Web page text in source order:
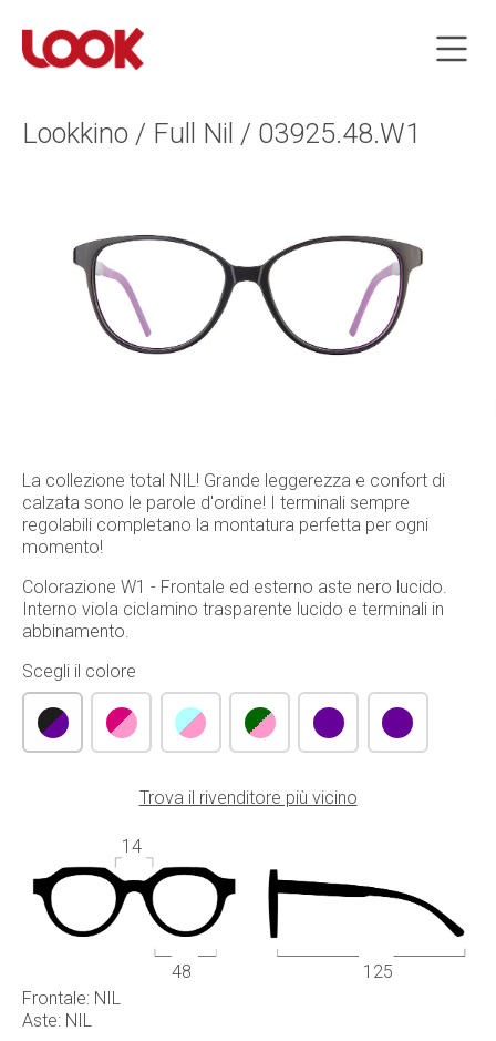
Lookkino / Full Nil / 03925.48.W1
Frontale: NIL
Aste: NIL
La collezione total NIL! Grande leggerezza e confort di
calzata sono le parole d'ordine! I terminali sempre
regolabili completano la montatura perfetta per ogni
momento!
Colorazione W1 - Frontale ed esterno aste nero lucido.
Interno viola ciclamino trasparente lucido e terminali in
abbinamento.
Scegli il colore
Trova il rivenditore più vicino
48
14
125